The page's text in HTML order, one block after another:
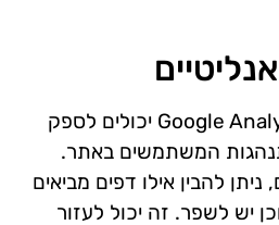
כלים אנליטיים כמו Google Analytics יכולים לספק
המשתמשים באתר.
להבין אילו דפים מביאים
יש לשפר. זה יכול לעזור